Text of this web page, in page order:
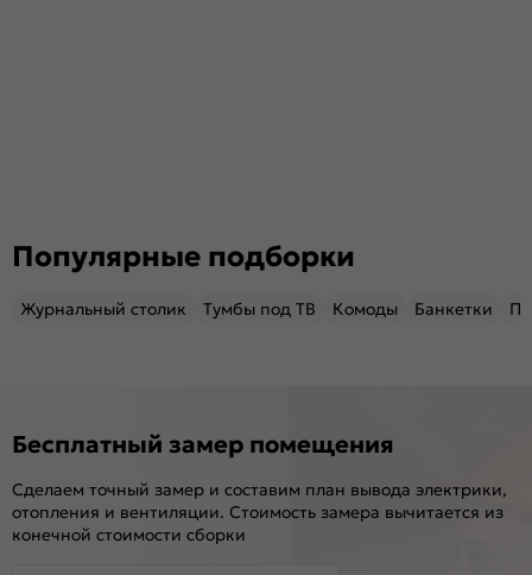
Популярные подборки
Журнальный столик Тумбы под ТВ Комоды Банкетки
Бесплатный замер помещения
Сделаем точный замер и составим план вывода электрики,
отопления и вентиляции. Стоимость замера вычитается из
конечной стоимости сборки